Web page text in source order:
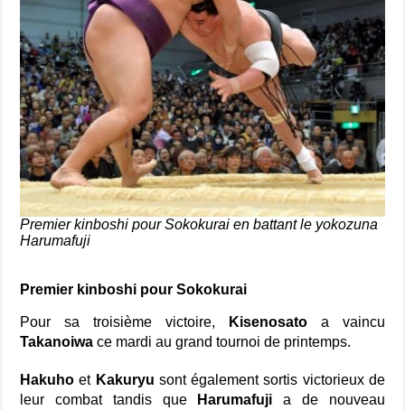
Premier kinboshi pour Sokokurai en battant le yokozuna
Harumafuji
Premier kinboshi pour Sokokurai
Pour sa troisième victoire, Kisenosatoa vaincu
Takanoiwa ce mardi au grand tournoi de printemps.
Hakuho et Kakuryu sont également sortis victorieux de
leur combat tandis que
Harumafuji a de nouveau